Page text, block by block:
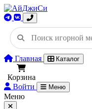
Главная Каталог
Корзина
Войти
Меню
Меню